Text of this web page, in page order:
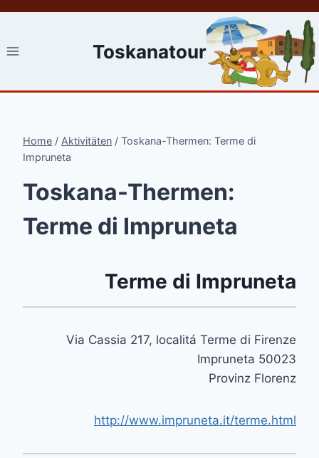
Skip
to
content
Toskanatour
Home / Aktivitäten / Toskana-Thermen: Terme di
Impruneta
Toskana-Thermen:
Terme di Impruneta
Terme di Impruneta
Via Cassia 217, localitá Terme di Firenze
50023 Impruneta
Provinz Florenz
http://www.impruneta.it/terme.html